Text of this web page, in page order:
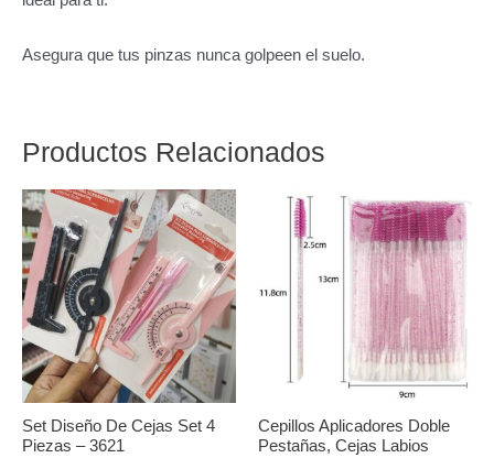
Asegura que tus pinzas nunca golpeen el suelo.
Productos Relacionados
Set Diseño De Cejas Set 4
Piezas – 3621
Cepillos Aplicadores Doble
Pestañas, Cejas Labios